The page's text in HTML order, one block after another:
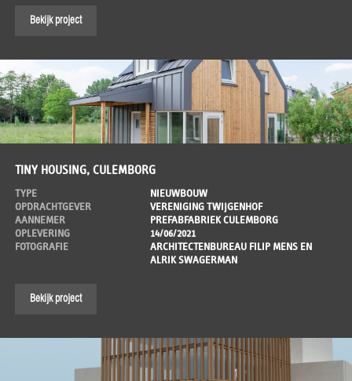
Bekijk project
TINY HOUSING, CULEMBORG
TYPE
NIEUWBOUW
OPDRACHTGEVER
VERENIGING TWIJGENHOF
AANNEMER
PREFABFABRIEK CULEMBORG
OPLEVERING
14/06/2021
FOTOGRAFIE
ARCHITECTENBUREAU FILIP MENS EN
ALRIK SWAGERMAN
Bekijk project